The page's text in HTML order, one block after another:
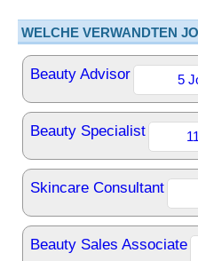
WELCHE VERWANDTEN
Beauty Advisor 5
Beauty Specialist
Skincare Consultant
Beauty Sales Associate